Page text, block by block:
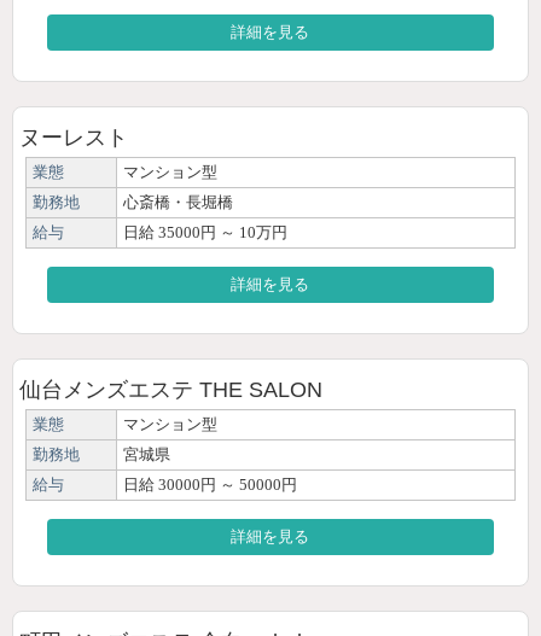
詳細を見る
ヌーレスト
業態
マンション型
勤務地
心斎橋・長堀橋
給与
日給 35000円 ～ 10万円
詳細を見る
仙台メンズエステ THE SALON
業態
マンション型
勤務地
宮城県
給与
日給 30000円 ～ 50000円
詳細を見る